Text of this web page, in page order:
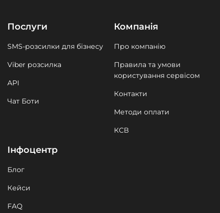
Послуги
SMS-розсилки для бізнесу
Viber розсилка
API
Чат Боти
Компанія
Про компанію
Правила та умови
користування сервісом
Контакти
Методи оплати
КСВ
Інфоцентр
Блог
Кейси
FAQ